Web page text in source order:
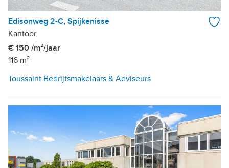
Edisonweg 2-C, Spijkenisse
Kantoor
€ 150 /m²/jaar
116 m²
Toussaint Bedrijfsmakelaars & Adviseurs